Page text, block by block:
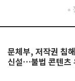
문체부, 저작권 침
신설…불법 콘텐츠